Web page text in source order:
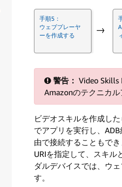
手順5：
ウェブプレーヤ
ーを作成する
→
警告： Video Skills
Amazonのテクニカ
ビデオスキルを作成し
でアプリを実行し、
由で接続することもで
URIを指定して、スキル
ダルデバイスでは、ウ
す。